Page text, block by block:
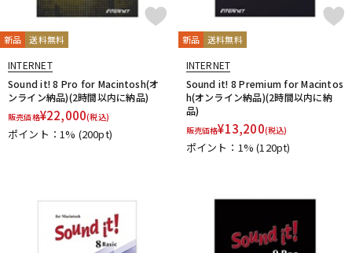
管楽器 その他楽器
DJ機器
配信/ライブ機器 楽器アクセサリ
新品 送料無料
INTERNET
Sound it! 8 Pro for Macintosh(オ
ンライン納品)(2時間以内に納品)
販売価格¥22,000(税込)
ポイント：1% (200pt)
新品 送料無料
INTERNET
Sound it! 8 Premium for Macintos
h(オンライン納品)(2時間以内に納
品)
販売価格¥13,200(税込)
ポイント：1%(120pt)